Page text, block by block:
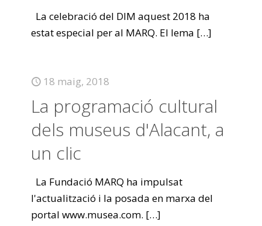
La celebració del DIM aquest 2018 ha
estat especial per al MARQ. El lema […]
18 maig, 2018
La programació cultural
dels museus d'Alacant, a
un clic
La Fundació MARQ ha impulsat
l'actualització i la posada en marxa del
portal www.musea.com. […]